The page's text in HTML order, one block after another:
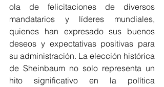
ola de felicitaciones de diversos
mandatarios y líderes mundiales,
quienes han expresado sus buenos
deseos y expectativas positivas para
su administración. La elección histórica
de Sheinbaum no solo representa un
hito significativo en la política